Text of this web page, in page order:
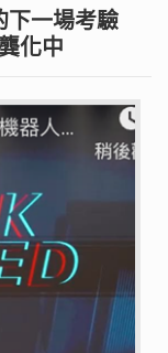
下一場考驗
化中